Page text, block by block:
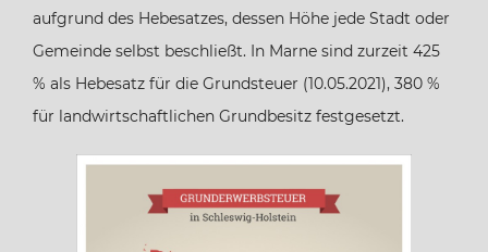
Bremen
Hamburg
Hessen
Mecklenburg-Vorpommern
aufgrund des Hebesatzes, dessen Höhe jede Stadt oder
Gemeinde selbst beschließt. In Marne sind zurzeit 425
% als Hebesatz für die Grundsteuer (10.05.2021), 380 %
für landwirtschaftlichen Grundbesitz festgesetzt.